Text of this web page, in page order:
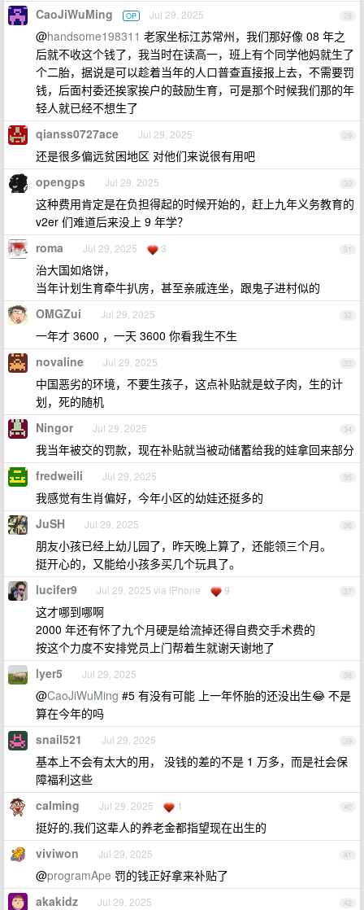
28
CaoJiWuMing OP Jul 29, 2025
@handsome198311 老家坐标江苏常州，我们那好像 08 年之
后就不收这个钱了，我当时在读高一，班上有个同学他妈就生了
个二胎，据说是可以趁着当年的人口普查直接报上去，不需要罚
钱，后面村委还挨家挨户的鼓励生育，可是那个时候我们那的年
轻人就已经不想生了
29
qianss0727ace Jul 29, 2025
还是很多偏远贫困地区 对他们来说很有用吧
30
opengps Jul 29, 2025
这种费用肯定是在负担得起的时候开始的，赶上九年义务教育的
v2er 们难道后来没上 9 年学？
31
roma Jul 29, 2025 3
治大国如烙饼，
当年计划生育牵牛扒房，甚至亲戚连坐，跟鬼子进村似的
32
OMGZui Jul 29, 2025
一年才 3600 ，一天 3600 你看我生不生
33
novaline Jul 29, 2025
中国恶劣的环境，不要生孩子，这点补贴就是蚊子肉，生的计
划，死的随机
34
Ningor Jul 29, 2025
我当年被交的罚款，现在补贴就当被动储蓄给我的娃拿回来部分
35
fredweili Jul 29, 2025
我感觉有生肖偏好，今年小区的幼娃还挺多的
36
JuSH Jul 29, 2025
朋友小孩已经上幼儿园了，昨天晚上算了，还能领三个月。
挺开心的，又能给小孩多买几个玩具了。
37
lucifer9 Jul 29, 2025 via iPhone 9
这才哪到哪啊
2000 年还有怀了九个月硬是给流掉还得自费交手术费的
按这个力度不安排党员上门帮着生就谢天谢地了
38
lyer5 Jul 29, 2025
@CaoJiWuMing #5 有没有可能 上一年怀胎的还没出生😂 不是
算在今年的吗
39
snail521 Jul 29, 2025
基本上不会有太大的用， 没钱的差的不是 1 万多，而是社会保
障福利这些
40
calming Jul 29, 2025 1
挺好的,我们这辈人的养老金都指望现在出生的
41
viviwon Jul 29, 2025
@programApe 罚的钱正好拿来补贴了
42
akakidz Jul 29, 2025